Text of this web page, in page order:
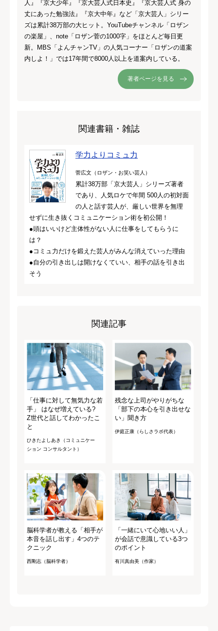
人』『京大少年』『京大芸人式日本史』『京大芸人式 身の
丈にあった勉強法』『京大中年』など「京大芸人」シリー
ズは累計38万部の大ヒット。YouTubeチャンネル「ロザン
の楽屋」、note「ロザン菅の1000字」をほとんど毎日更
新。MBS「よんチャンTV」の人気コーナー「ロザンの道案
内しよ！」では17年間で8000人以上を道案内している。
著者ページを見る
関連書籍・雑誌
学力よりコミュ力
菅広文（ロザン・お笑い芸人）
累計38万部「京大芸人」シリーズ著者
であり、人気ロケで年間 500人の初対面
の人と話す芸人が、厳しい世界を無理
せずに生き抜くコミュニケーション術を初公開！
●頭はいいけど主体性がない人に仕事をしてもらうに
は？
●コミュ力だけを鍛えた芸人がみんな消えていった理由
●自分の引き出しは開けなくていい、相手の話を引き出
そう
関連記事
「仕事に対して無気力な若
手」 はなぜ増えている?
Z世代と話してわかったこ
と
ひきたよしあき（コミュニケー
ション コンサルタント）
残念な上司がやりがちな
「部下の本心を引き出せな
い」聞き方
伊庭正康（らしさラボ代表）
脳科学者が教える「相手が
本音を話し出す」4つのテ
クニック
西剛志（脳科学者）
「一緒にいて心地いい人」
が会話で意識している3つ
のポイント
有川真由美（作家）